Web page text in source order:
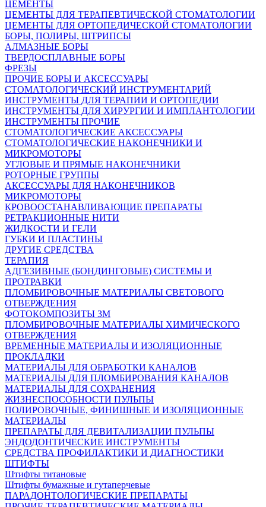
ЦЕМЕНТЫ
ЦЕМЕНТЫ ДЛЯ ТЕРАПЕВТИЧЕСКОЙ СТОМАТОЛОГИИ
ЦЕМЕНТЫ ДЛЯ ОРТОПЕДИЧЕСКОЙ СТОМАТОЛОГИИ
БОРЫ, ПОЛИРЫ, ШТРИПСЫ
АЛМАЗНЫЕ БОРЫ
ТВЕРДОСПЛАВНЫЕ БОРЫ
ФРЕЗЫ
ПРОЧИЕ БОРЫ И АКСЕССУАРЫ
СТОМАТОЛОГИЧЕСКИЙ ИНСТРУМЕНТАРИЙ
ИНСТРУМЕНТЫ ДЛЯ ТЕРАПИИ И ОРТОПЕДИИ
ИНСТРУМЕНТЫ ДЛЯ ХИРУРГИИ И ИМПЛАНТОЛОГИИ
ИНСТРУМЕНТЫ ПРОЧИЕ
СТОМАТОЛОГИЧЕСКИЕ АКСЕССУАРЫ
СТОМАТОЛОГИЧЕСКИЕ НАКОНЕЧНИКИ И
МИКРОМОТОРЫ
УГЛОВЫЕ И ПРЯМЫЕ НАКОНЕЧНИКИ
РОТОРНЫЕ ГРУППЫ
АКСЕССУАРЫ ДЛЯ НАКОНЕЧНИКОВ
МИКРОМОТОРЫ
КРОВООСТАНАВЛИВАЮЩИЕ ПРЕПАРАТЫ
РЕТРАКЦИОННЫЕ НИТИ
ЖИДКОСТИ И ГЕЛИ
ГУБКИ И ПЛАСТИНЫ
ДРУГИЕ СРЕДСТВА
ТЕРАПИЯ
АДГЕЗИВНЫЕ (БОНДИНГОВЫЕ) СИСТЕМЫ И
ПРОТРАВКИ
ПЛОМБИРОВОЧНЫЕ МАТЕРИАЛЫ СВЕТОВОГО
ОТВЕРЖДЕНИЯ
ФОТОКОМПОЗИТЫ 3М
ПЛОМБИРОВОЧНЫЕ МАТЕРИАЛЫ ХИМИЧЕСКОГО
ОТВЕРЖДЕНИЯ
ВРЕМЕННЫЕ МАТЕРИАЛЫ И ИЗОЛЯЦИОННЫЕ
ПРОКЛАДКИ
МАТЕРИАЛЫ ДЛЯ ОБРАБОТКИ КАНАЛОВ
МАТЕРИАЛЫ ДЛЯ ПЛОМБИРОВАНИЯ КАНАЛОВ
МАТЕРИАЛЫ ДЛЯ СОХРАНЕНИЯ
ЖИЗНЕСПОСОБНОСТИ ПУЛЬПЫ
ПОЛИРОВОЧНЫЕ, ФИНИШНЫЕ И ИЗОЛЯЦИОННЫЕ
МАТЕРИАЛЫ
ПРЕПАРАТЫ ДЛЯ ДЕВИТАЛИЗАЦИИ ПУЛЬПЫ
ЭНДОДОНТИЧЕСКИЕ ИНСТРУМЕНТЫ
СРЕДСТВА ПРОФИЛАКТИКИ И ДИАГНОСТИКИ
ШТИФТЫ
Штифты титановые
Штифты бумажные и гутаперчевые
ПАРАДОНТОЛОГИЧЕСКИЕ ПРЕПАРАТЫ